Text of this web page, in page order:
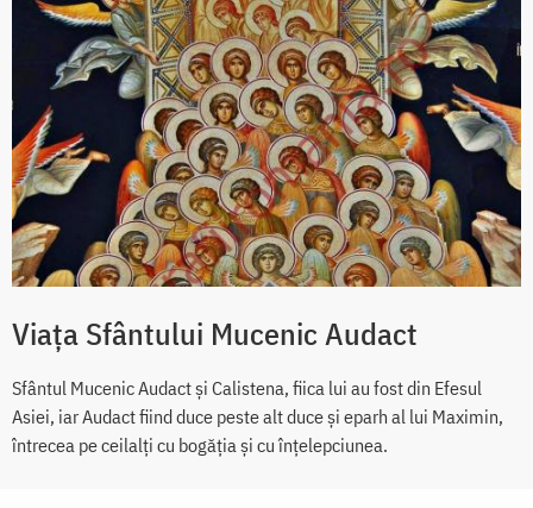
Viața Sfântului Mucenic Audact
Sfântul Mucenic Audact și Calistena, fiica lui au fost din Efesul
Asiei, iar Audact fiind duce peste alt duce și eparh al lui Maximin,
întrecea pe ceilalți cu bogăția și cu înțelepciunea.